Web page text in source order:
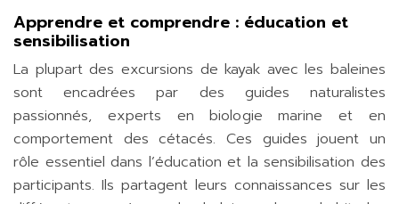
Apprendre et comprendre : éducation et
sensibilisation
La plupart des excursions de kayak avec les baleines
sont encadrées par des guides naturalistes
passionnés, experts en biologie marine et en
comportement des cétacés. Ces guides jouent un
rôle essentiel dans l’éducation et la sensibilisation des
participants. Ils partagent leurs connaissances sur les